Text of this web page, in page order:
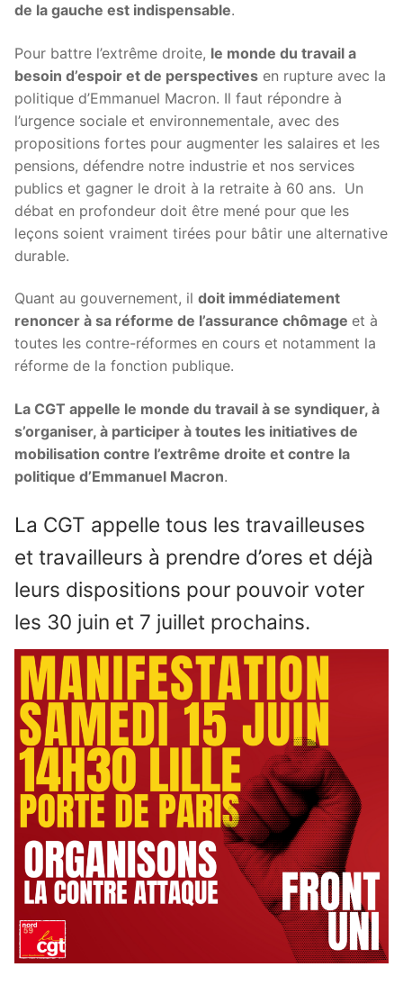
de la gauche est indispensable.
Pour battre l’extrême droite, le monde du travail a
besoin d’espoir et de perspectives en rupture avec la
politique d’Emmanuel Macron. Il faut répondre à
l’urgence sociale et environnementale, avec des
propositions fortes pour augmenter les salaires et les
pensions, défendre notre industrie et nos services
publics et gagner le droit à la retraite à 60 ans. Un
débat en profondeur doit être mené pour que les
leçons soient vraiment tirées pour bâtir une alternative
durable.
Quant au gouvernement, il doit immédiatement
renoncer à sa réforme de l’assurance chômage et à
toutes les contre-réformes en cours et notamment la
réforme de la fonction publique.
La CGT appelle le monde du travail à se syndiquer, à
s’organiser, à participer à toutes les initiatives de
mobilisation contre l’extrême droite et contre la
politique d’Emmanuel Macron.
La CGT appelle tous les travailleuses
et travailleurs à prendre d’ores et déjà
leurs dispositions pour pouvoir voter
les 30 juin et 7 juillet prochains.